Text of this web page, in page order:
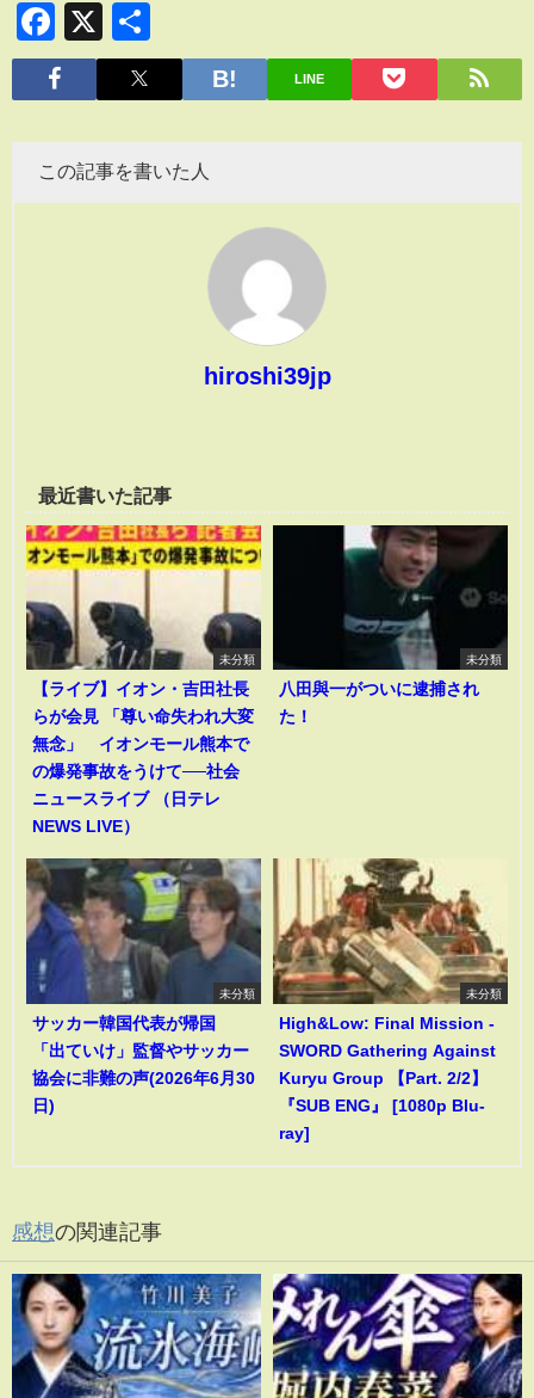
Facebook
X
有
LINE
この記事を書いた人
hiroshi39jp
最近書いた記事
未分類
【ライブ】イオン・吉田社長
らが会見 「尊い命失われ大変
無念」 イオンモール熊本で
の爆発事故をうけて──社会
ニュースライブ （日テレ
NEWS LIVE）
未分類
八田與一がついに逮捕され
た！
未分類
サッカー韓国代表が帰国
「出ていけ」監督やサッカー
協会に非難の声(2026年6月30
日)
未分類
High&Low: Final Mission -
SWORD Gathering Against
Kuryu Group 【Part. 2/2】
『SUB ENG』 [1080p Blu-
ray]
感想の関連記事